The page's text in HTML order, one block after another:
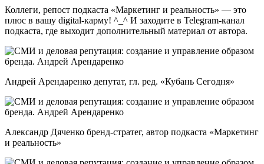
Коллеги, репост подкаста «Маркетинг и реальность» — это
плюс в вашу digital-карму! ^_^ И заходите в Telegram-канал
подкаста, где выходит дополнительный материал от автора.
Андрей Арендаренко депутат, гл. ред. «Кубань Сегодня»
Александр Дяченко бренд-стратег, автор подкаста «Маркетинг
и реальность»